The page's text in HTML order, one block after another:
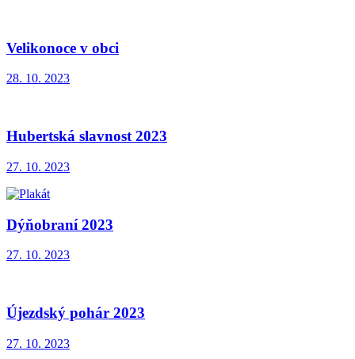
Velikonoce v obci
28. 10. 2023
Hubertská slavnost 2023
27. 10. 2023
Dýňobraní 2023
27. 10. 2023
Újezdský pohár 2023
27. 10. 2023